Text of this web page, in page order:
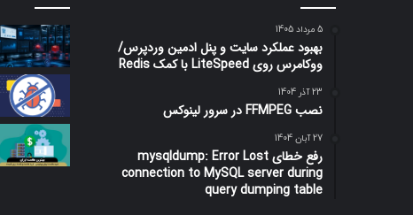
5 مرداد 1405
بهبود عملکرد سایت و پنل ادمین وردپرس/
ووکامرس روی LiteSpeed با کمک Redis
23 آذر 1404
نصب FFMPEG در سرور لینوکس
27 آبان 1404
رفع خطای mysqldump: Error Lost
connection to MySQL server during
query dumping table